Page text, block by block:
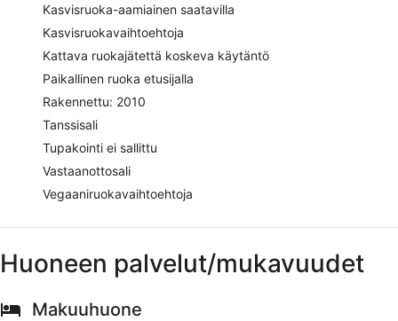
Kasvisruoka-aamiainen saatavilla
Kasvisruokavaihtoehtoja
Kattava ruokajätettä koskeva käytäntö
Paikallinen ruoka etusijalla
Rakennettu: 2010
Tanssisali
Tupakointi ei sallittu
Vastaanottosali
Vegaaniruokavaihtoehtoja
Huoneen palvelut/mukavuudet
Makuuhuone